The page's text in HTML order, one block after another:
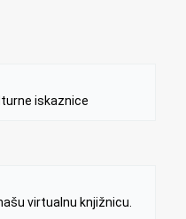
iskaznice
virtualnu knjižnicu.